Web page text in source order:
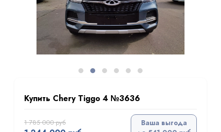
Купить Chery Tiggo 4 №3636
1 785 000 руб
Ваша выгода